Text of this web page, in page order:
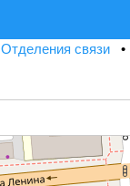
Отделения связи •